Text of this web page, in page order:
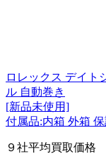
ロレックス デイト
ル 自動巻き
[新品未使用]
付属品:内箱 外箱
９社平均買取価格